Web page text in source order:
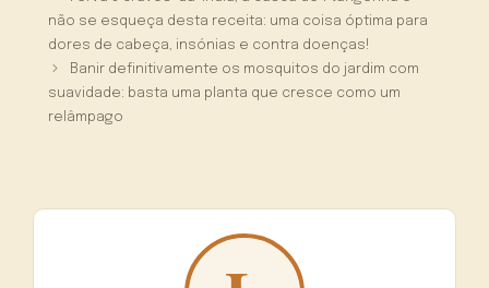
não se esqueça desta receita: uma coisa óptima para
dores de cabeça, insónias e contra doenças!
Banir definitivamente os mosquitos do jardim com
suavidade: basta uma planta que cresce como um
relâmpago